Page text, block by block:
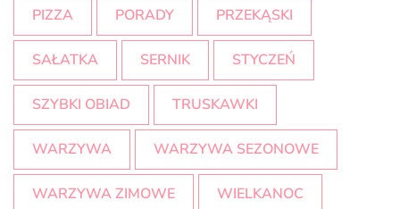
PIZZA PORADY PRZEKĄSKI
SAŁATKA SERNIK STYCZEŃ
SZYBKI OBIAD TRUSKAWKI
WARZYWA WARZYWA SEZONOWE
WARZYWA ZIMOWE WIELKANOC